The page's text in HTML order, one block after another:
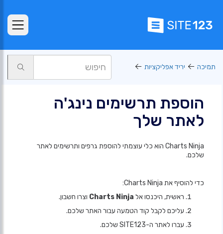
תמיכה יריד אפליקציות
הוספת תרשימים נינג'ה
לאתר שלך
Charts Ninja הוא כלי עוצמתי להוספת גרפים ותרשימים לאתר
שלכם.
כדי להוסיף את Charts Ninja:
ראשית, היכנסו אל Charts Ninja וצרו חשבון.
עליכם לקבל קוד הטמעה עבור האתר שלכם.
עברו לאתר ה-SITE123 שלכם.